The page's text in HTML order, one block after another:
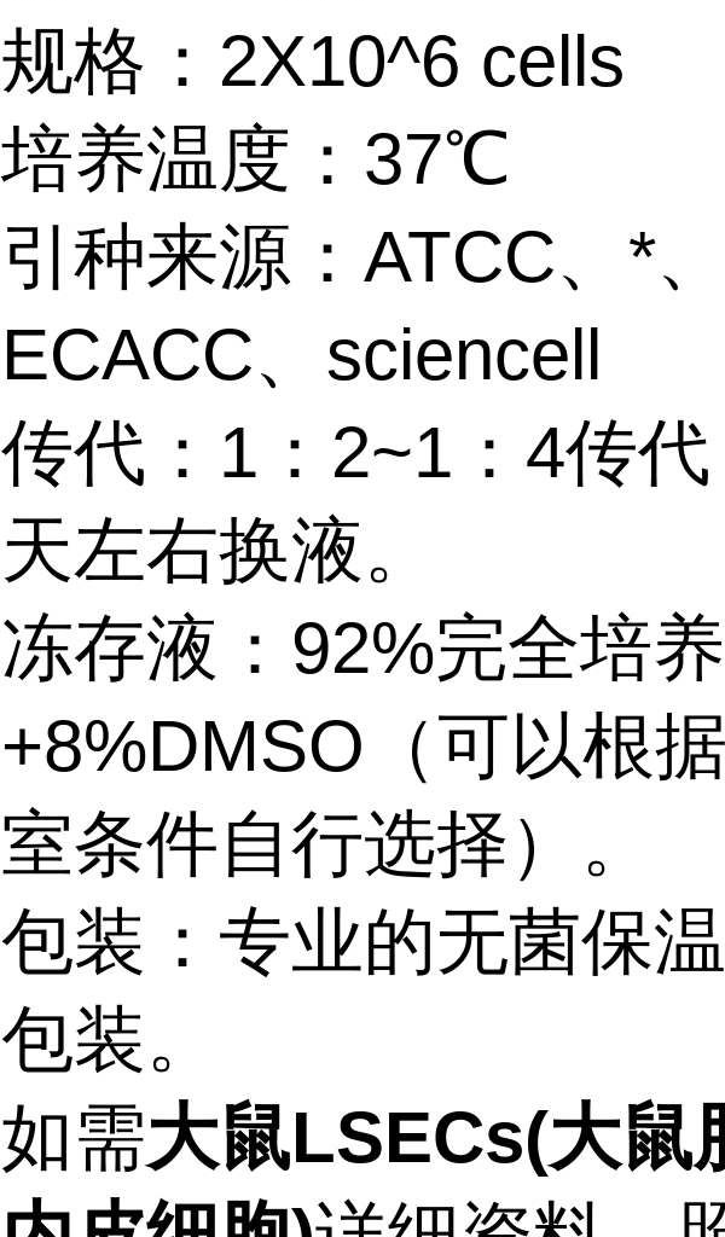
规格：2X10^6 cells
培养温度：37℃
引种来源：ATCC、*
ECACC、sciencell
传代：1：2~1：4传
天左右换液。
冻存液：92%完全培
+8%DMSO（可以根
室条件自行选择）。
包装：专业的无菌保
包装。
如需大鼠LSECs(大鼠